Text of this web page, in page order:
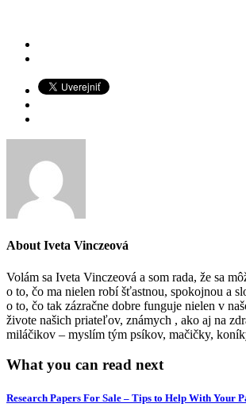
AboutIveta Vinczeová
Volám sa Iveta Vinczeová a som rada, že sa
o to, čo ma nielen robí šťastnou, spokojnou a
o to, čo tak zázračne dobre funguje nielen v
živote našich priateľov, známych , ako aj na
miláčikov – myslím tým psíkov, mačičky,
What you can read next
Research Papers For Sale – Tips to Help With Your